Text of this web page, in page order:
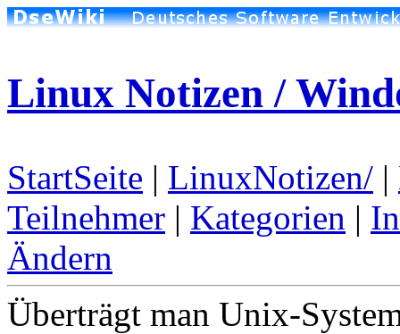
Linux Notizen /
StartSeite | LinuxNotizen/ |
Teilnehmer | Kategorien |
Ändern
Überträgt man Unix-